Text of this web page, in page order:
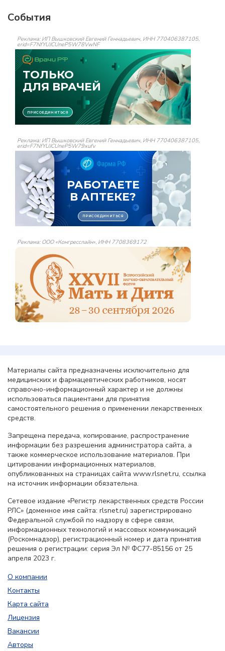
События
Реклама: ИП Вышковский Евгений Геннадьевич, ИНН 770406387105,
erid=F7NfYUJCUneP5W78VwNF
Реклама: ИП Вышковский Евгений Геннадьевич, ИНН 770406387105,
erid=F7NfYUJCUneP5W79xufv
Реклама: ООО «Конгресслайн», ИНН 7708369172
Материалы сайта предназначены исключительно для
медицинских и фармацевтических работников, носят
справочно-информационный характер и не должны
использоваться пациентами для принятия
самостоятельного решения о применении лекарственных
средств.
Запрещена передача, копирование, распространение
информации без разрешения администратора сайта, а
также коммерческое использование материалов. При
цитировании информационных материалов,
опубликованных на страницах сайта www.rlsnet.ru, ссылка
на источник информации обязательна.
Сетевое издание «Регистр лекарственных средств России
РЛС» (доменное имя сайта: rlsnet.ru) зарегистрировано
Федеральной службой по надзору в сфере связи,
информационных технологий и массовых коммуникаций
(Роскомнадзор), регистрационный номер и дата принятия
решения о регистрации: серия Эл № ФС77-85156 от 25
апреля 2023 г.
О компании
Контакты
Карта сайта
Лицензия
Вакансии
Авторы